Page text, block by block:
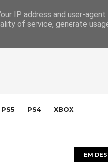
PS5 PS4 XBOX
EM
IP address and user-agent
of service, generate